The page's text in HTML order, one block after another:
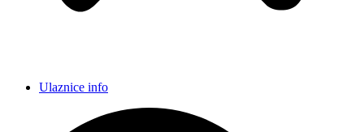
Ulaznice info